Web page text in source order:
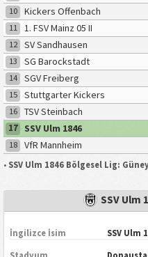
10
Kickers Offenbach
11
1. FSV Mainz 05 II
12
SV Sandhausen
13
SG Barockstadt
14
SGV Freiberg
15
Stuttgarter Kickers
16
TSV Steinbach
17
SSV Ulm 1846
18
VfR Mannheim
• SSV Ulm 1846 Bölgesel Lig:
SSV Ulm
İngilizce İsim SSV Ulm